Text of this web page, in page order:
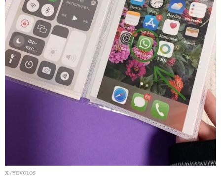
X / YEVOLOS